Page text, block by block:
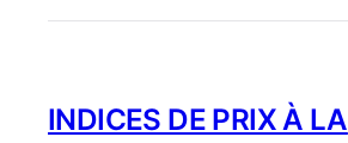
INDICES DE PRIX À LA